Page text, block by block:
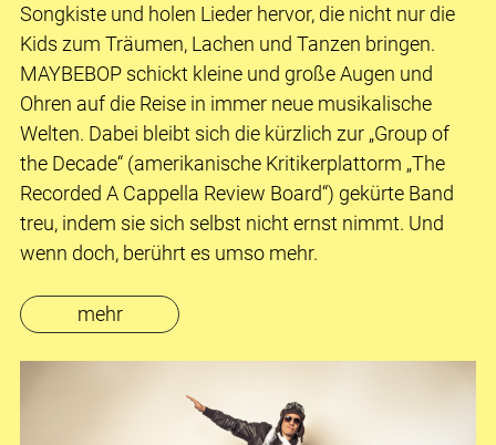
Songkiste und holen Lieder hervor, die nicht nur die
Kids zum Träumen, Lachen und Tanzen bringen.
MAYBEBOP schickt kleine und große Augen und
Ohren auf die Reise in immer neue musikalische
Welten. Dabei bleibt sich die kürzlich zur „Group of
the Decade“ (amerikanische Kritikerplattorm „The
Recorded A Cappella Review Board“) gekürte Band
treu, indem sie sich selbst nicht ernst nimmt. Und
wenn doch, berührt es umso mehr.
mehr